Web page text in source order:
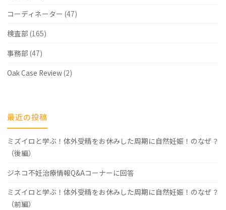
コーディネーター (47)
検査部 (165)
事務部 (47)
Oak Case Review(2)
最近の投稿
ミズイロと学ぶ！体外受精をお休みした周期に自然妊娠！のなぜ？
（後編）
ジネコ不妊治療情報Q&Aコーナーに回答
ミズイロと学ぶ！体外受精をお休みした周期に自然妊娠！のなぜ？
（前編）